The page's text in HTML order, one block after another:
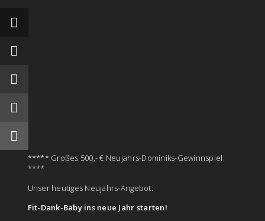
***** Großes 500,- € Neujahrs-Dominiks-Gewinnspiel
****
Unser heutiges Neujahrs-Angebot:
Fit-Dank-Baby ins neue Jahr starten!